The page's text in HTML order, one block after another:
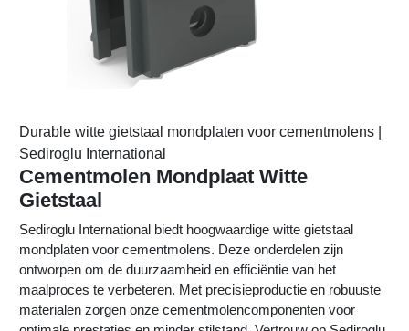
Durable witte gietstaal mondplaten voor cementmolens |
Sediroglu International
Cementmolen Mondplaat Witte
Gietstaal
Sediroglu International biedt hoogwaardige witte gietstaal
mondplaten voor cementmolens. Deze onderdelen zijn
ontworpen om de duurzaamheid en efficiëntie van het
maalproces te verbeteren. Met precisieproductie en robuuste
materialen zorgen onze cementmolencomponenten voor